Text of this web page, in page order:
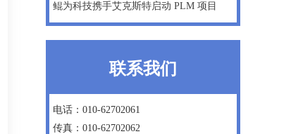
鲲为科技携手艾克斯特启动 PLM 项目
联系我们
电话：010-62702061
传真：010-62702062